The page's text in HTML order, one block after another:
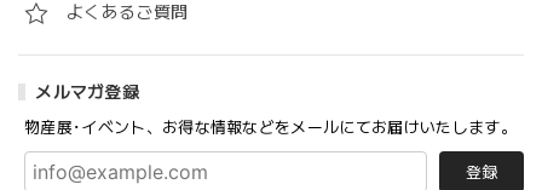
よくあるご質問
メルマガ登録
物産展･イベント、お得な情報などをメールにてお届けいたします。
登録